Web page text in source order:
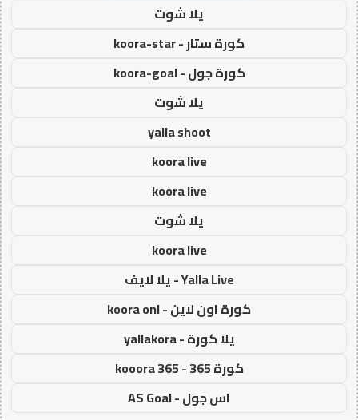
يلا شوت
كورة ستار - koora-star
كورة جول - koora-goal
يلا شوت
yalla shoot
koora live
koora live
يلا شوت
koora live
Yalla Live - يلا لايف
كورة اون لاين - koora onl
يلا كورة - yallakora
كورة 365 - kooora 365
اس جول - AS Goal